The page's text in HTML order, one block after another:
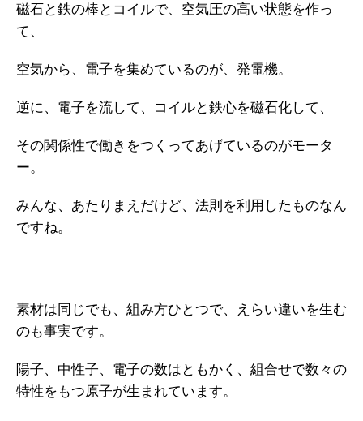
磁石と鉄の棒とコイルで、空気圧の高い状態を作っ
て、
空気から、電子を集めているのが、発電機。
逆に、電子を流して、コイルと鉄心を磁石化して、
その関係性で働きをつくってあげているのがモータ
ー。
みんな、あたりまえだけど、法則を利用したものなん
ですね。
素材は同じでも、組み方ひとつで、えらい違いを生む
のも事実です。
陽子、中性子、電子の数はともかく、組合せで数々の
特性をもつ原子が生まれています。